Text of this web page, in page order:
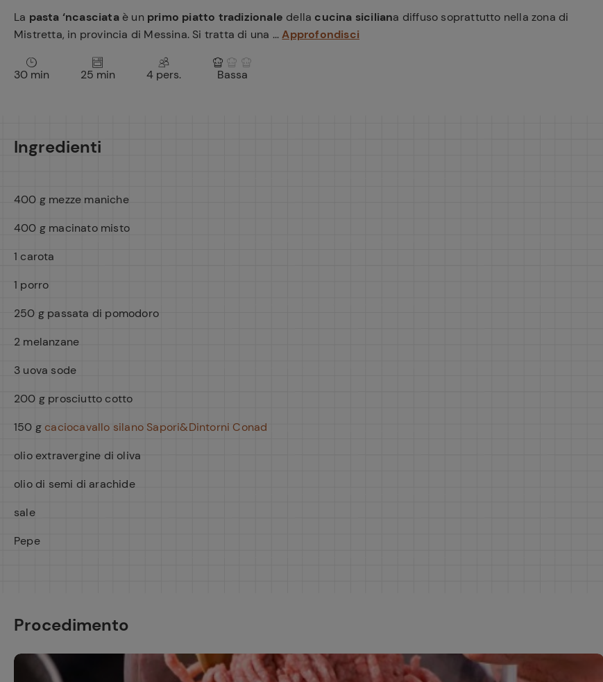
La pasta ‘ncasciata è un primo piatto tradizionale della cucina siciliana diffuso soprattutto nella zona di
Mistretta, in provincia di Messina. Si tratta di una ... Approfondisci
30 min 25 min 4 pers. Bassa
Ingredienti
400 g mezze maniche
400 g macinato misto
1 carota
1 porro
250 g passata di pomodoro
2 melanzane
3 uova sode
200 g prosciutto cotto
150 g caciocavallo silano Sapori&Dintorni Conad
olio extravergine di oliva
olio di semi di arachide
sale
Pepe
Procedimento